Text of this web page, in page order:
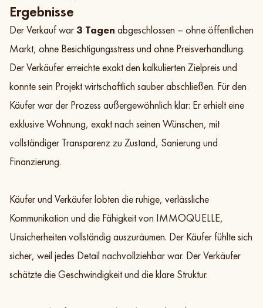
Ergebnisse
Der Verkauf war 3 Tagen abgeschlossen – ohne öffentlichen
Markt, ohne Besichtigungsstress und ohne Preisverhandlung.
Der Verkäufer erreichte exakt den kalkulierten Zielpreis und
konnte sein Projekt wirtschaftlich sauber abschließen. Für den
Käufer war der Prozess außergewöhnlich klar: Er erhielt eine
exklusive Wohnung, exakt nach seinen Wünschen, mit
vollständiger Transparenz zu Zustand, Sanierung und
Finanzierung.
Käufer und Verkäufer lobten die ruhige, verlässliche
Kommunikation und die Fähigkeit von IMMOQUELLE,
Unsicherheiten vollständig auszuräumen. Der Käufer fühlte sich
sicher, weil jedes Detail nachvollziehbar war. Der Verkäufer
schätzte die Geschwindigkeit und die klare Struktur.